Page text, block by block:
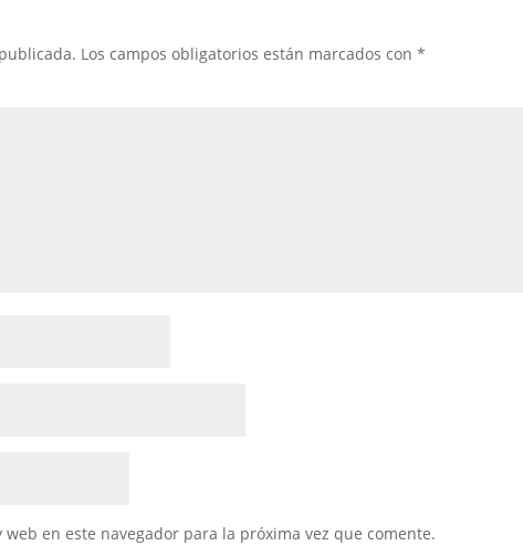
Los campos obligatorios están marcados con*
en este navegador para la próxima vez que comente.